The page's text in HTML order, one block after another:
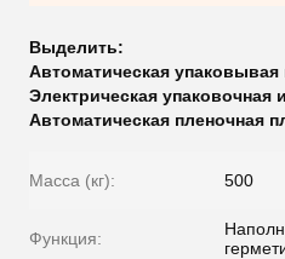
Выделить:
Автоматическая
Электрическая упаковочная
Автоматическая пленочная
Масса (кг): 500
Функция: